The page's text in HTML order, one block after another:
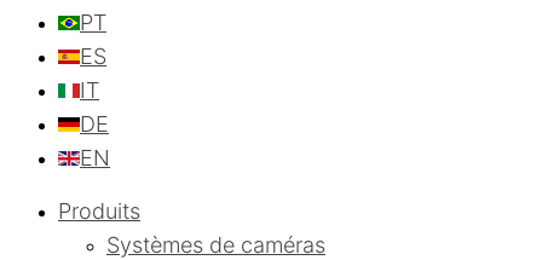
PT
ES
IT
DE
EN
Produits
Systèmes de caméras